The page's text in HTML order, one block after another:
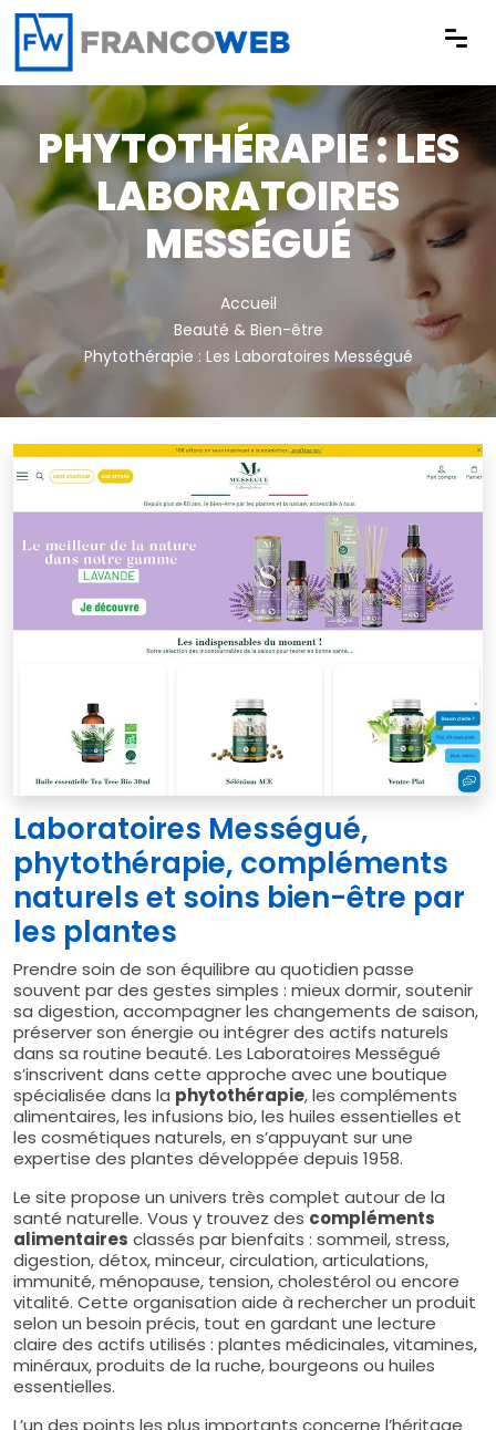
Panneau de gestion des cookies
PHYTOTHÉRAPIE : LES
LABORATOIRES
MESSÉGUÉ
Accueil
Beauté & Bien-être
Phytothérapie : Les Laboratoires Mességué
Laboratoires Mességué,
phytothérapie, compléments
naturels et soins bien-être par
les plantes
Prendre soin de son équilibre au quotidien passe
souvent par des gestes simples : mieux dormir, soutenir
sa digestion, accompagner les changements de saison,
préserver son énergie ou intégrer des actifs naturels
dans sa routine beauté. Les Laboratoires Mességué
s’inscrivent dans cette approche avec une boutique
spécialisée dans la phytothérapie, les compléments
alimentaires, les infusions bio, les huiles essentielles et
les cosmétiques naturels, en s’appuyant sur une
expertise des plantes développée depuis 1958.
Le site propose un univers très complet autour de la
santé naturelle. Vous y trouvez des compléments
alimentaires classés par bienfaits : sommeil, stress,
digestion, détox, minceur, circulation, articulations,
immunité, ménopause, tension, cholestérol ou encore
vitalité. Cette organisation aide à rechercher un produit
selon un besoin précis, tout en gardant une lecture
claire des actifs utilisés : plantes médicinales, vitamines,
minéraux, produits de la ruche, bourgeons ou huiles
essentielles.
L’un des points les plus importants concerne l’héritage